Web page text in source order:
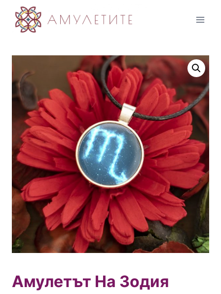
Амулетът На Зодия